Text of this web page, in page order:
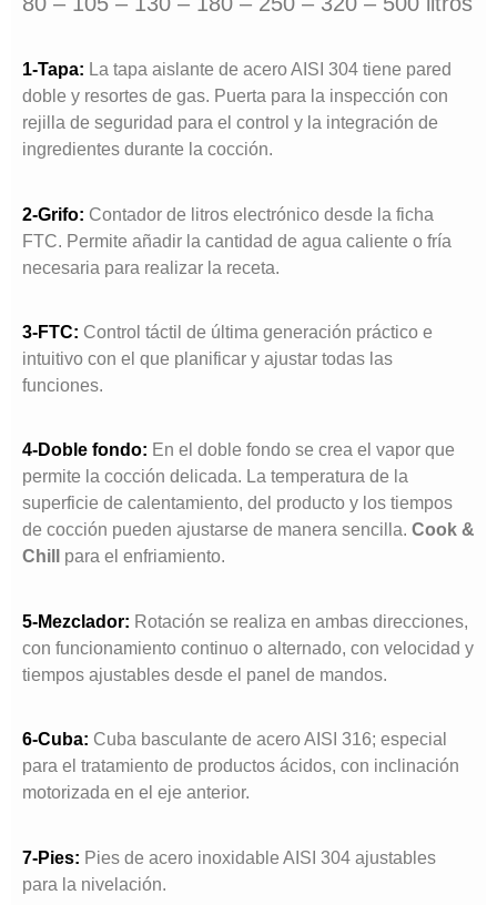
1-Tapa: La tapa aislante de acero AISI 304 tiene pared
doble y resortes de gas. Puerta para la inspección con
rejilla de seguridad para el control y la integración de
ingredientes durante la cocción.
2-Grifo: Contador de litros electrónico desde la ficha
FTC. Permite añadir la cantidad de agua caliente o fría
necesaria para realizar la receta.
3-FTC: Control táctil de última generación práctico e
intuitivo con el que planificar y ajustar todas las
funciones.
4-Doble fondo: En el doble fondo se crea el vapor que
permite la cocción delicada. La temperatura de la
superficie de calentamiento, del producto y los tiempos
de cocción pueden ajustarse de manera sencilla. Cook &
Chill
para el enfriamiento.
5-Mezclador: Rotación se realiza en ambas direcciones,
con funcionamiento continuo o alternado, con velocidad y
tiempos ajustables desde el panel de mandos.
6-Cuba: Cuba basculante de acero AISI 316; especial
para el tratamiento de productos ácidos, con inclinación
motorizada en el eje anterior.
7-Pies: Pies de acero inoxidable AISI 304 ajustables
para la nivelación.